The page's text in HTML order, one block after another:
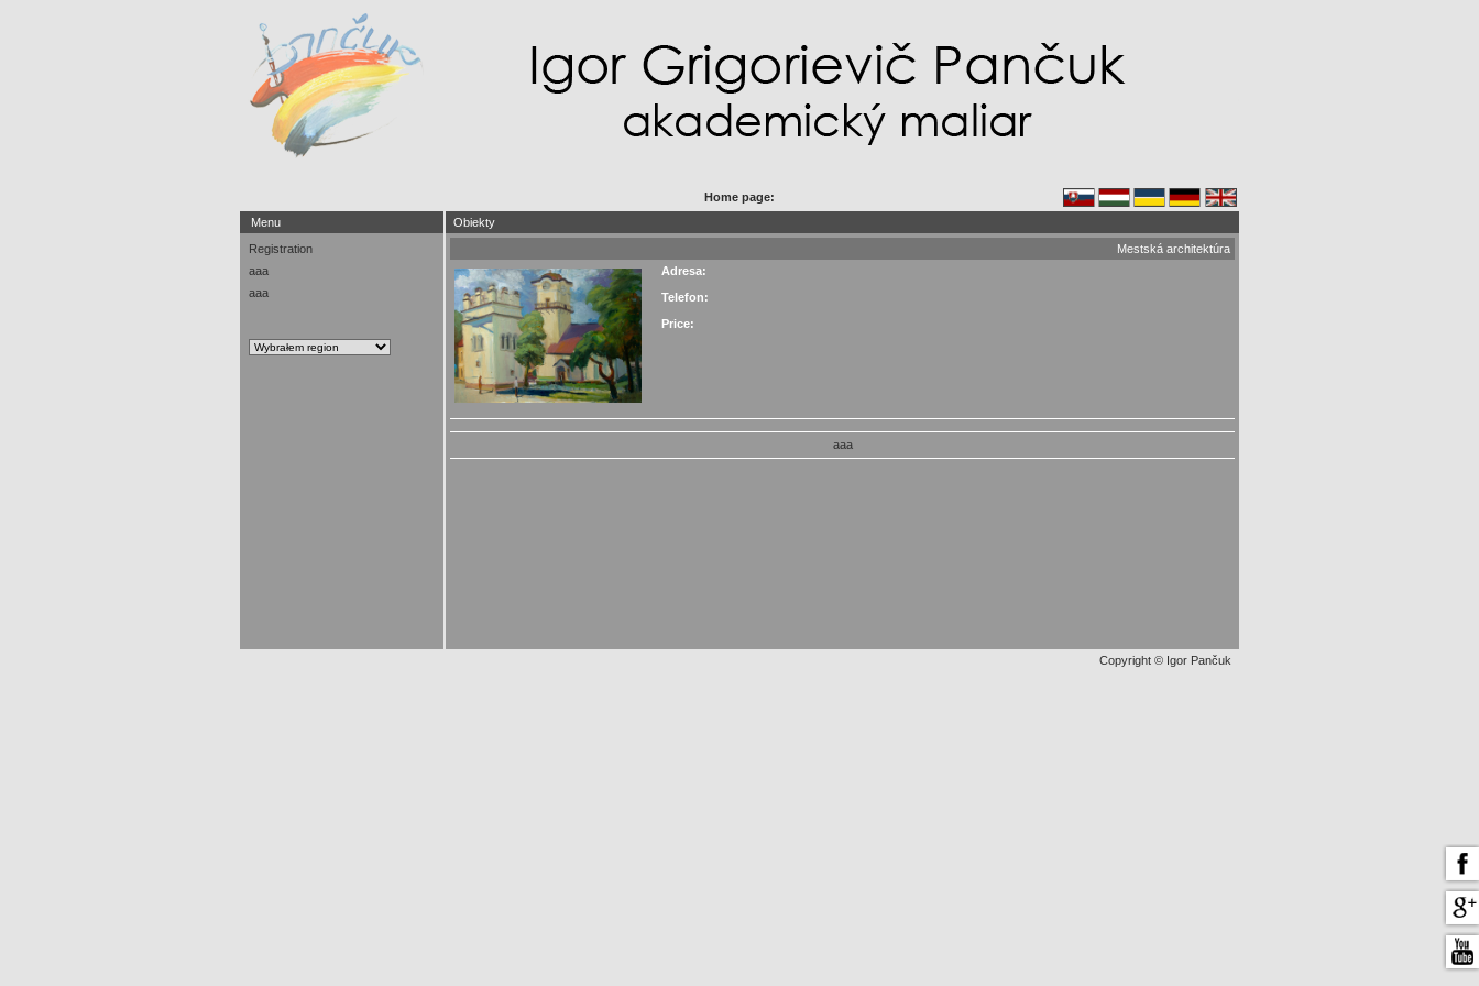
Home page:
Menu
Registration
aaa
aaa
Obiekty
Mestská architektúra
Adresa:
Telefon:
Price:
aaa
Copyright © Igor Pančuk